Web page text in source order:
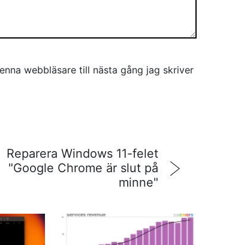
webbläsare till nästa gång jag skriver
Reparera Windows 11-felet
"Google Chrome är slut på
minne"